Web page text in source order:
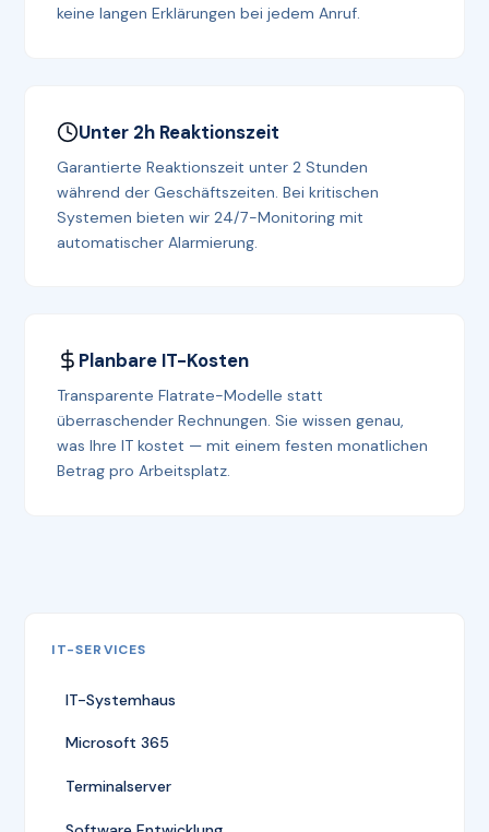
keine langen Erklärungen bei jedem Anruf.
Unter 2h Reaktionszeit
Garantierte Reaktionszeit unter 2 Stunden
während der Geschäftszeiten. Bei kritischen
Systemen bieten wir 24/7-Monitoring mit
automatischer Alarmierung.
Planbare IT-Kosten
Transparente Flatrate-Modelle statt
überraschender Rechnungen. Sie wissen genau,
was Ihre IT kostet — mit einem festen monatlichen
Betrag pro Arbeitsplatz.
IT-SERVICES
IT-Systemhaus
Microsoft 365
Terminalserver